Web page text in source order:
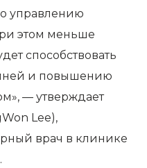
управлению
этом меньше
способствовать
и повышению
— утверждает
Lee),
врач в клинике